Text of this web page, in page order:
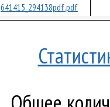
641415_294138pdf.pdf